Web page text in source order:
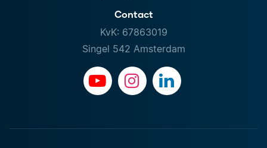
Contact
KvK: 67863019
Singel 542 Amsterdam